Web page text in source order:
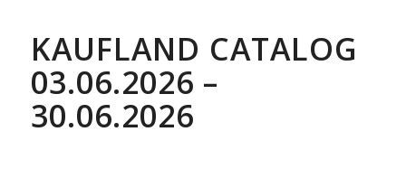
KAUFLAND CATALOG
03.06.2026 –
30.06.2026